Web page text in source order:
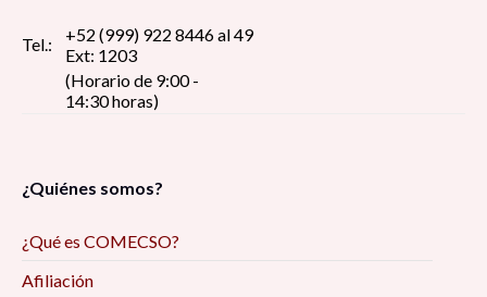
Tel.:
+52 (999) 922 8446 al 49
Ext: 1203
(Horario de 9:00 -
14:30 horas)
¿Quiénes somos?
¿Qué es COMECSO?
Afiliación